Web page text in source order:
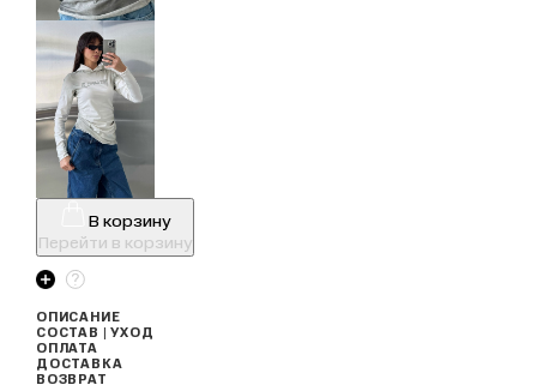
В корзину
Перейти в корзину
ОПИСАНИЕ
СОСТАВ | УХОД
ОПЛАТА
ДОСТАВКА
ВОЗВРАТ